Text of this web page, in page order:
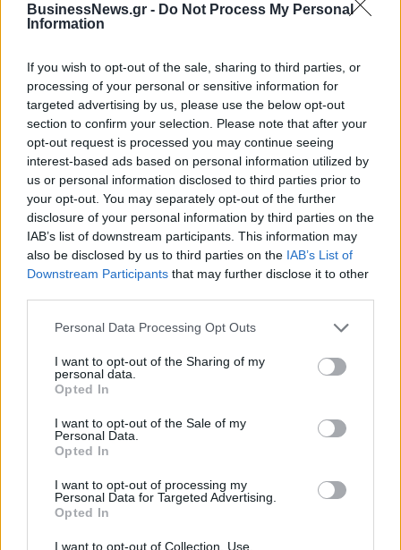
BusinessNews.gr - Do Not Process My Personal
Information
If you wish to opt-out of the sale, sharing to third parties, or
processing of your personal or sensitive information for
targeted advertising by us, please use the below opt-out
section to confirm your selection. Please note that after your
opt-out request is processed you may continue seeing
interest-based ads based on personal information utilized by
us or personal information disclosed to third parties prior to
your opt-out. You may separately opt-out of the further
disclosure of your personal information by third parties on the
IAB’s list of downstream participants. This information may
also be disclosed by us to third parties on the IAB’s List of
Downstream Participants that may further disclose it to other
Personal Data Processing Opt Outs
I want to opt-out of the Sharing of my
personal data.
Opted In
I want to opt-out of the Sale of my
Personal Data.
Opted In
I want to opt-out of processing my
Personal Data for Targeted Advertising.
Opted In
I want to opt-out of Collection, Use,
ΡΟΗ ΕΙΔΗΣΕΩΝ
Ειδικό Χωροταξικό για τον Τουρισμό: Οι νέοι
κανόνες για επενδύσεις, νησιά και προορισμούς υπό
πίεση
08/08/2026 - 13:21
Υπουργείο Εργασίας: Ο “χάρτης” των πληρωμών
από τον e-ΕΦΚΑ και τη ΔΥΠΑ έως τις 14 Αυγούστου
08/08/2026 - 12:58 ΟΙΚΟΝΟΜΙΑ
Οι Hamilton Reserve Bank και SEE Capital
Hamilton Ltd. συνάπτουν συμφωνία υπηρεσιών
μάρκετινγκ
08/08/2026 - 13:44 ΕΠΙΧΕΙΡΗΣΕΙΣ
Χρηματιστήριο Αθηνών: Εβδομαδιαία άνοδος
1,76%, κέρδη 23,31% από τις αρχές του έτους
Διευρύνεται η πρωτοβουλία για τις τιμές στο ράφι
με 916 προϊόντα
08/08/2026 - 12:12 ΛΙΑΝΕΜΠΟΡΙΟ
Health Monitoring: Η εθνική υποδομή για την